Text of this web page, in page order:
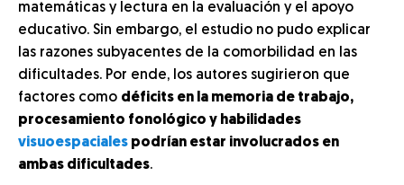
matemáticas y lectura en la evaluación y el apoyo
educativo. Sin embargo, el estudio no pudo explicar
las razones subyacentes de la comorbilidad en las
dificultades. Por ende, los autores sugirieron que
factores como déficits en la memoria de trabajo,
procesamiento fonológico y habilidades
visuoespaciales podrían estar involucrados en
ambas dificultades.